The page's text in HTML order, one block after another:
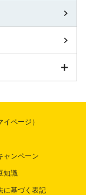
ページ）
ャンペーン
知識
に基づく表記